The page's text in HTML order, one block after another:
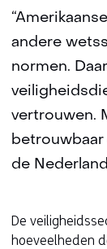
andere
normen.
vertrouwen.
de
De
hoeveelheden